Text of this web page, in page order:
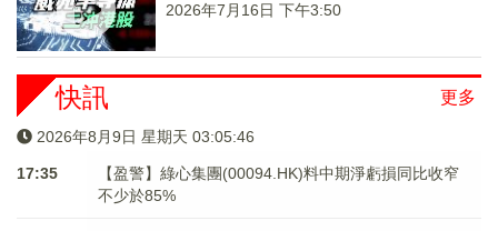
2026年7月16日 下午3:50
更多
快訊
2026年8月9日 星期天 03:05:47
17:35
【盈警】綠心集團(00094.HK)料中期淨虧損同比收窄
不少於85%